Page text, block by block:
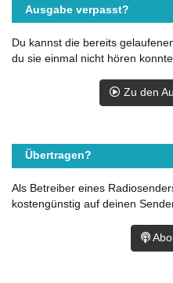
Ausgabe verpasst?
Du kannst die bereits
du sie einmal nicht hören
Zu den
Übertragen?
Als Betreiber eines
kostengünstig auf deinen